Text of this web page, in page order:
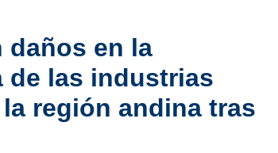
daños en la
de las industrias
región andina tras